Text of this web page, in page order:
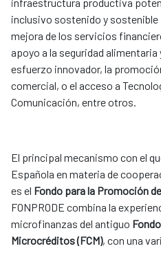
inclusivo sostenido y sostenible
mejora de los servicios
apoyo a la seguridad
esfuerzo innovador, la
comercial, o el acceso a
Comunicación, entre otros.
El principal mecanismo con el
Española en materia de
es el Fondo para la Promoción
FONPRODE combina la
microfinanzas del antiguo
Microcréditos (FCM), con una